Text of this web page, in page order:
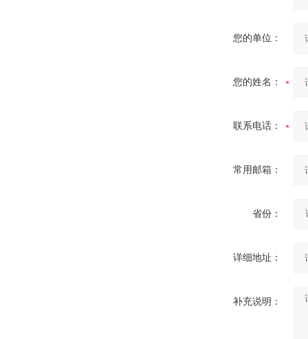
您的单位：
您的姓名：
联系电话：
常用邮箱：
省份：
详细地址：
补充说明：